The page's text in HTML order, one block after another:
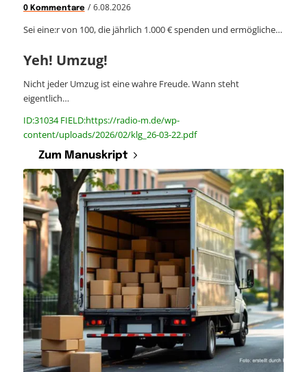
0 Kommentare / 6.08.2026
Sei eine:r von 100, die jährlich 1.000 € spenden und ermögliche…
Yeh! Umzug!
Nicht jeder Umzug ist eine wahre Freude. Wann steht
eigentlich…
ID:31034 FIELD:https://radio-m.de/wp-
content/uploads/2026/02/klg_26-03-22.pdf
Zum Manuskript